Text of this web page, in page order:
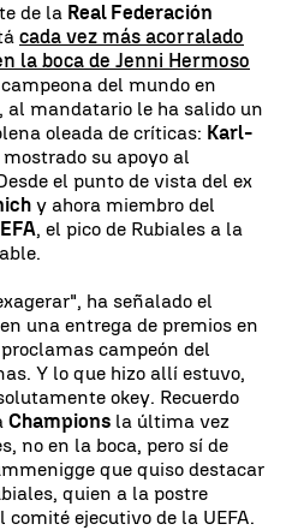
de la Real Federación
cada vez más acorralado
la boca de Jenni Hermoso
del mundo en
al mandatario le ha salido un
oleada de críticas: Karl-
mostrado su apoyo al
el punto de vista del ex
y ahora miembro del
, el pico de Rubiales a la
ha señalado el
en una entrega de premios en
campeón del
Y lo que hizo allí estuvo,
okey. Recuerdo
Champions la última vez
no en la boca, pero sí de
que quiso destacar
quien a la postre
ejecutivo de la UEFA.